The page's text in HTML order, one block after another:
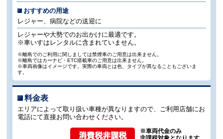
おすすめの用途
レジャー、病院などの送迎に
レジャーや大勢でのお出かけに最適です。
※車いすはレンタルに含まれていません。
※離島でのご利用に関しましては禁煙車のご用意は出来ません。
※離島ではカーナビ・ETC搭載車のご用意は出来ません。
※車両画像はイメージです。実際の車両とは色、タイプが異なることもございま
す。
料金表
エリアによって取り扱い車種が異なりますので、ご利用店舗にお
電話にて直接お問い合わせください。
※車両代金のみ